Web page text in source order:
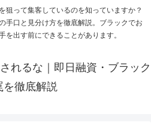
狙って集客しているのを知っていますか？
手口と見分け方を徹底解説。ブラックでお
を出す前にできることがあります。
れるな｜即日融資・ブラック
を徹底解説